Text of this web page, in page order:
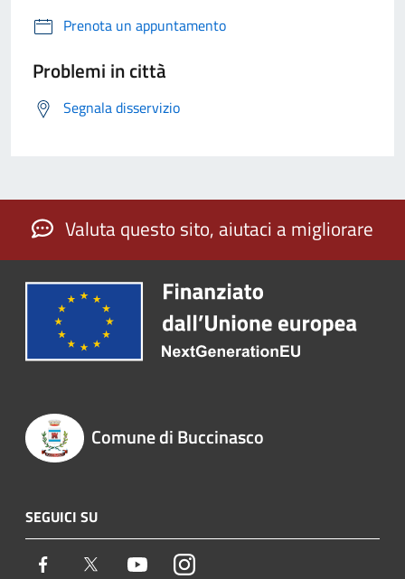
Prenota un appuntamento
Problemi in città
Segnala disservizio
Valuta questo sito, aiutaci a migliorare
Comune di Buccinasco
SEGUICI SU
Facebook Twitter YoutubeInstagram